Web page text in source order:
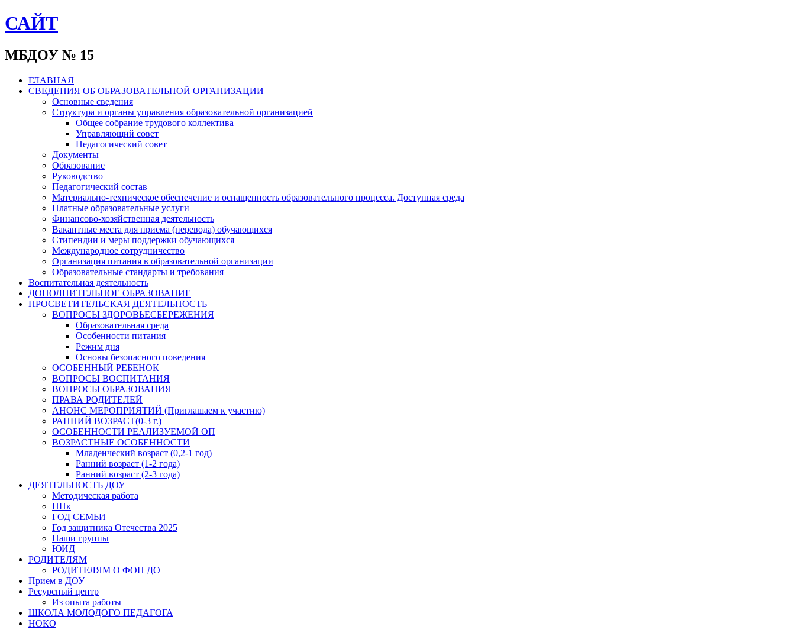
САЙТ
МБДОУ № 15
ГЛАВНАЯ
СВЕДЕНИЯ ОБ ОБРАЗОВАТЕЛЬНОЙ ОРГАНИЗАЦИИ
Основные сведения
Структура и органы управления образовательной организацией
Общее собрание трудового коллектива
Управляющий совет
Педагогический совет
Документы
Образование
Руководство
Педагогический состав
Материально-техническое обеспечение и оснащенность образовательного процесса. Доступная среда
Платные образовательные услуги
Финансово-хозяйственная деятельность
Вакантные места для приема (перевода) обучающихся
Стипендии и меры поддержки обучающихся
Международное сотрудничество
Организация питания в образовательной организации
Образовательные стандарты и требования
Воспитательная деятельность
ДОПОЛНИТЕЛЬНОЕ ОБРАЗОВАНИЕ
ПРОСВЕТИТЕЛЬСКАЯ ДЕЯТЕЛЬНОСТЬ
ВОПРОСЫ ЗДОРОВЬЕСБЕРЕЖЕНИЯ
Образовательная среда
Особенности питания
Режим дня
Основы безопасного поведения
ОСОБЕННЫЙ РЕБЕНОК
ВОПРОСЫ ВОСПИТАНИЯ
ВОПРОСЫ ОБРАЗОВАНИЯ
ПРАВА РОДИТЕЛЕЙ
АНОНС МЕРОПРИЯТИЙ (Приглашаем к участию)
РАННИЙ ВОЗРАСТ(0-3 г.)
ОСОБЕННОСТИ РЕАЛИЗУЕМОЙ ОП
ВОЗРАСТНЫЕ ОСОБЕННОСТИ
Младенческий возраст (0,2-1 год)
Ранний возраст (1-2 года)
Ранний возраст (2-3 года)
ДЕЯТЕЛЬНОСТЬ ДОУ
Методическая работа
ППк
ГОД СЕМЬИ
Год защитника Отечества 2025
Наши группы
ЮИД
РОДИТЕЛЯМ
РОДИТЕЛЯМ О ФОП ДО
Прием в ДОУ
Ресурсный центр
Из опыта работы
ШКОЛА МОЛОДОГО ПЕДАГОГА
НОКО